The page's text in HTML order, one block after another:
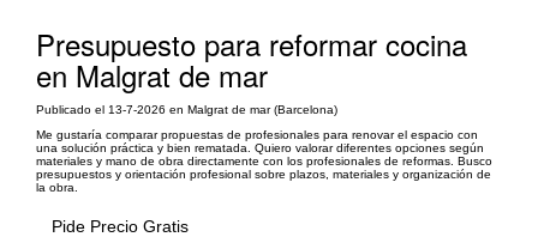
Presupuesto para reformar cocina
en Malgrat de mar
Publicado el 13-7-2026 en Malgrat de mar (Barcelona)
Me gustaría comparar propuestas de profesionales para renovar el espacio con
una solución práctica y bien rematada. Quiero valorar diferentes opciones según
materiales y mano de obra directamente con los profesionales de reformas. Busco
presupuestos y orientación profesional sobre plazos, materiales y organización de
la obra.
Pide Precio Gratis